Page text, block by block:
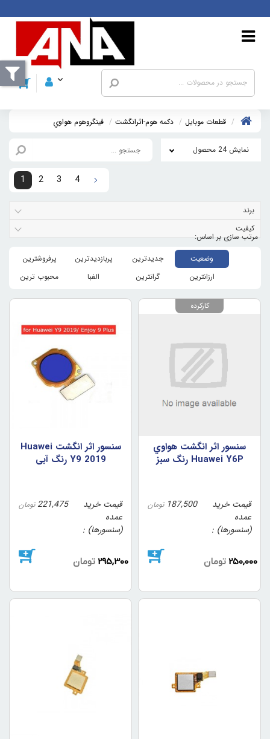
قطعات موبايل دکمه هوم-اثرانگشت فينگروهوم هواوي
نمایش 24 محصول
1 2 3 4
برند
کیفیت
وضعیت جدیدترین پربازدیدترین
پرفروشترین
ارزانترین
گرانترین الفبا محبوب ترین
کارکرده
سنسور اثر انگشت هواوي
Huawei Y6P رنگ سبز
قیمت خرید
عمده
(سنسورها)
187,500 تومان
250,000 تومان
سنسور اثر انگشت Huawei
Y9 2019 رنگ آبي
قیمت خرید
عمده
(سنسورها)
221,475 تومان
295,300 تومان